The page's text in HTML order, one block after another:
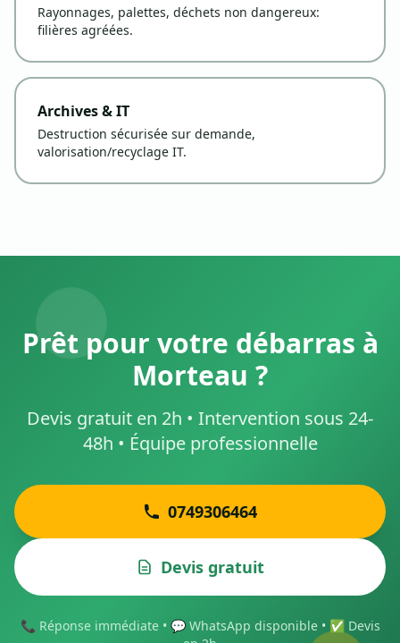
Rayonnages, palettes, déchets non dangereux:
filières agréées.
Archives & IT
Destruction sécurisée sur demande,
valorisation/recyclage IT.
Prêt pour votre débarras à
Morteau ?
Devis gratuit en 2h • Intervention sous 24-
48h • Équipe professionnelle
0749306464
Devis gratuit
📞 Réponse immédiate • 💬 WhatsApp disponible • ✅ Devis